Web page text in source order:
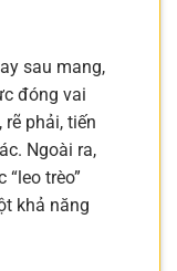
sau mang,
đóng vai
rẽ phải, tiến
Ngoài ra,
trèo”
khả năng